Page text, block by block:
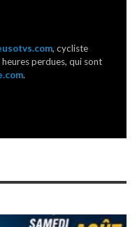
, cycliste
perdues, qui sont
.